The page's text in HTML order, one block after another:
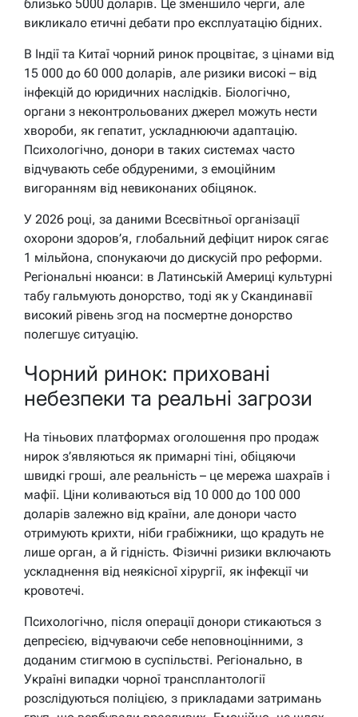
близько 5000 доларів. Це зменшило черги, але
викликало етичні дебати про експлуатацію бідних.
В Індії та Китаї чорний ринок процвітає, з цінами від
15 000 до 60 000 доларів, але ризики високі – від
інфекцій до юридичних наслідків. Біологічно,
органи з неконтрольованих джерел можуть нести
хвороби, як гепатит, ускладнюючи адаптацію.
Психологічно, донори в таких системах часто
відчувають себе обдуреними, з емоційним
вигоранням від невиконаних обіцянок.
У 2026 році, за даними Всесвітньої організації
охорони здоров’я, глобальний дефіцит нирок сягає
1 мільйона, спонукаючи до дискусій про реформи.
Регіональні нюанси: в Латинській Америці культурні
табу гальмують донорство, тоді як у Скандинавії
високий рівень згод на посмертне донорство
полегшує ситуацію.
Чорний ринок: приховані
небезпеки та реальні загрози
На тіньових платформах оголошення про продаж
нирок з’являються як примарні тіні, обіцяючи
швидкі гроші, але реальність – це мережа шахраїв і
мафії. Ціни коливаються від 10 000 до 100 000
доларів залежно від країни, але донори часто
отримують крихти, ніби грабіжники, що крадуть не
лише орган, а й гідність. Фізичні ризики включають
ускладнення від неякісної хірургії, як інфекції чи
кровотечі.
Психологічно, після операції донори стикаються з
депресією, відчуваючи себе неповноцінними, з
доданим стигмою в суспільстві. Регіонально, в
Україні випадки чорної трансплантології
розслідуються поліцією, з прикладами затримань